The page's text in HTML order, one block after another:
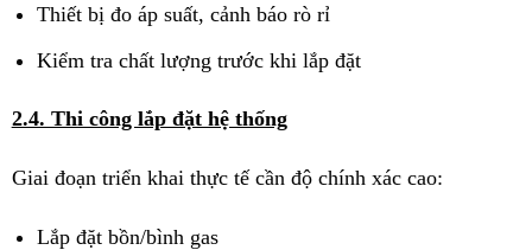
Thiết bị đo áp suất, cảnh báo rò rỉ
Kiểm tra chất lượng trước khi lắp đặt
2.4. Thi công lắp đặt hệ thống
Giai đoạn triển khai thực tế cần độ chính xác cao:
Lắp đặt bồn/bình gas